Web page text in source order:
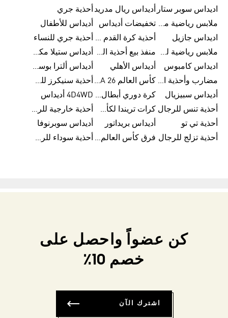
اديداس سوبر ستار
أديداس ريال مدريد أحذية جري
ملابس رياضية من أديداس تخفيضات أديداس
أديداس للأطفال
اديداس جازيل
أحذية كرة القدم من أديداس
أحذية جري للنساء
ملابس رياضية للأطفال من أديداس
منفذ بيع أحذية الرجال من أديداس
أديداس ستيلا مكارتني
اديداس كامبوس
أديداس الأهلي
أديداس ألترا بوست للنساء
مضارب وأحذية البادل من أديداس
كأس العالم FIFA 26™
أحذية سنيكرز للرجال من أديداس
أديداس سبيزيال
كرة دوري أبطال أوروبا من أديداس 4D4WD أديداس
أحذية تنس للرجال
كرات تريندا لكأس العالم FIFA 26™
أحذية خارجية للرجال
أحذية تي تو
أديداس بريداتور
أديداس سوبرنوفا
أحذية تزلج للرجال
فرق كأس العالم FIFA 26™ أحذية سوداء للرجال
كن عضواً واحصل على
خصم 10٪
اشترك الآن